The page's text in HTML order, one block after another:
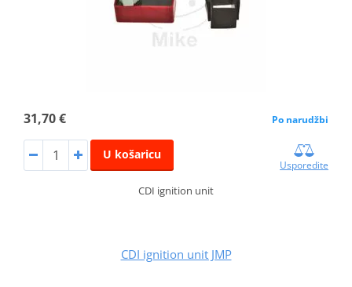
31,70 € Po narudžbi
U košaricu
Usporedite
CDI ignition unit
CDI ignition unit JMP